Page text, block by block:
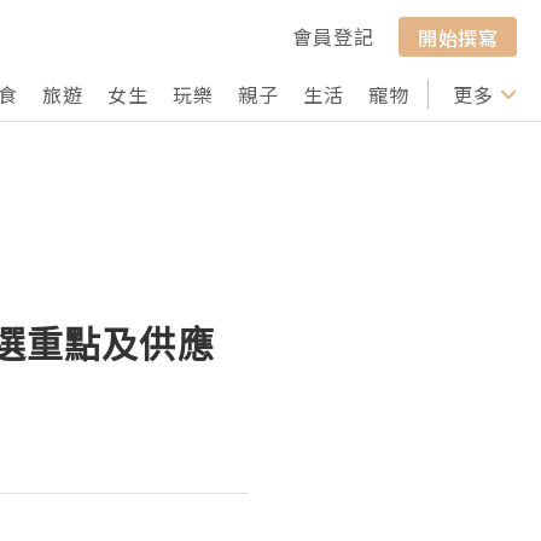
會員登記
開始撰寫
旅遊 女生 玩樂 親子 生活 寵物 行山 打卡
更多
重點及供應